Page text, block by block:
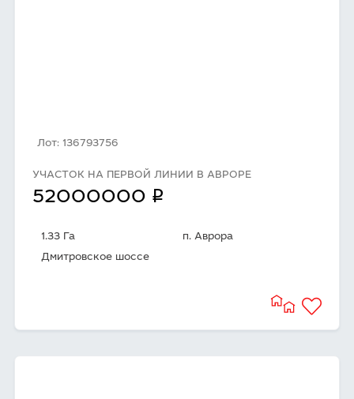
Лот: 136793756
УЧАСТОК НА ПЕРВОЙ ЛИНИИ В АВРОРЕ
52000000 q
1.33 Га
п. Аврора
Дмитровское шоссе